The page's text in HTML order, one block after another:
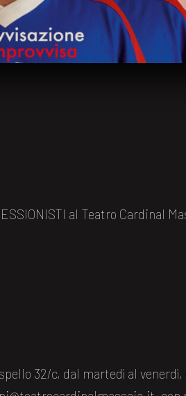
al Teatro Cardinal
32/c, dal martedì al venerdì,